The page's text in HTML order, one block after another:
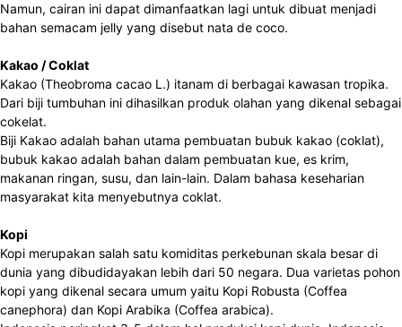
Namun, cairan ini dapat dimanfaatkan lagi untuk dibuat menjadi
bahan semacam jelly yang disebut nata de coco.
Kakao / Coklat
Kakao (Theobroma cacao L.) itanam di berbagai kawasan tropika.
Dari biji tumbuhan ini dihasilkan produk olahan yang dikenal sebagai
cokelat.
Biji Kakao adalah bahan utama pembuatan bubuk kakao (coklat),
bubuk kakao adalah bahan dalam pembuatan kue, es krim,
makanan ringan, susu, dan lain-lain. Dalam bahasa keseharian
masyarakat kita menyebutnya coklat.
Kopi
Kopi merupakan salah satu komiditas perkebunan skala besar di
dunia yang dibudidayakan lebih dari 50 negara. Dua varietas pohon
kopi yang dikenal secara umum yaitu Kopi Robusta (Coffea
canephora) dan Kopi Arabika (Coffea arabica).